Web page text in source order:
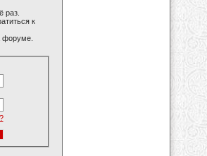
раз.
к
форуме.